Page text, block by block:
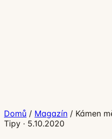
Domů / Magazín / Kámen
Tipy · 5.10.2020